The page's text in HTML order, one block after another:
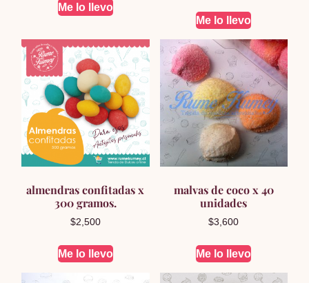
Me lo llevo
Me lo llevo
almendras confitadas x
300 gramos.
$2,500
Me lo llevo
malvas de coco x 40
unidades
$3,600
Me lo llevo